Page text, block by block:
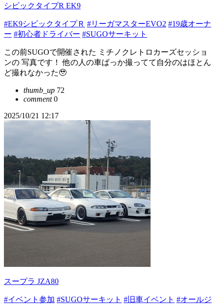
シビックタイプR EK9
#EK9シビックタイプＲ #リーガマスターEVO2 #19歳オーナ
ー #初心者ドライバー #SUGOサーキット
この前SUGOで開催された ミチノクレトロカーズセッショ
ンの 写真です！ 他の人の車ばっか撮ってて自分のはほとん
ど撮れなかった🥹‪
thumb_up 72
comment0
2025/10/21 12:17
スープラ JZA80
#イベント参加 #SUGOサーキット #旧車イベント #オールジ